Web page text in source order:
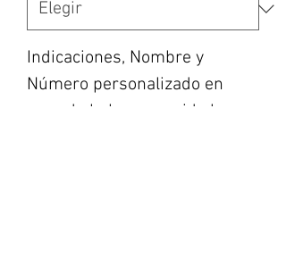
Indicaciones, Nombre y
Número personalizado en
caso de haber escogido la